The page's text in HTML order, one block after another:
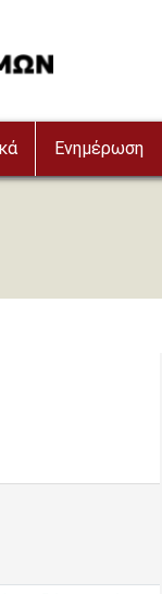
Ενημέρωση